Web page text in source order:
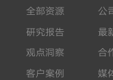
全部资源
研究报告
观点洞察
客户案例
公
最
合
媒